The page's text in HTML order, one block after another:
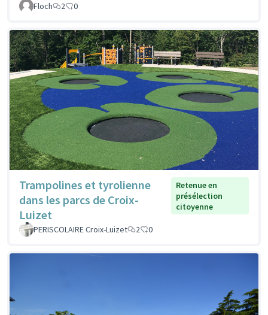
Floch
2 0
Trampolines et tyrolienne
dans les parcs de Croix-
Luizet
Retenue en
présélection
citoyenne
PERISCOLAIRE Croix-Luizet 2 0